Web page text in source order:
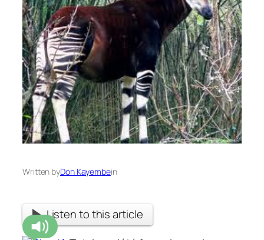
Written byDon Kayembein
Listen to this article